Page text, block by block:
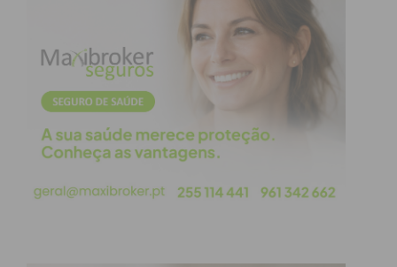
obtenha de forma regular a informação
atualizada.
Eu li e concordo com os